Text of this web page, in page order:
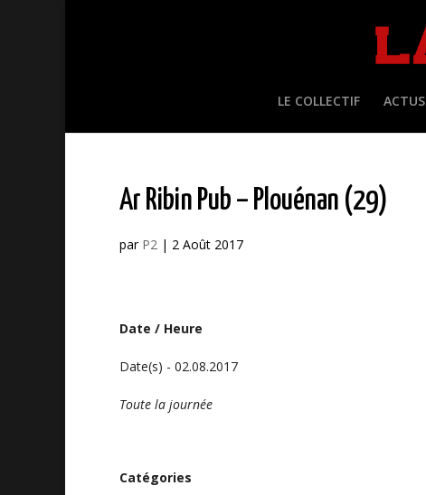
LE COLLECTIF ACTUS
Ar Ribin Pub – Plouénan (29)
par P2 | 2 Août 2017
Date / Heure
Date(s) - 02.08.2017
Toute la journée
Catégories